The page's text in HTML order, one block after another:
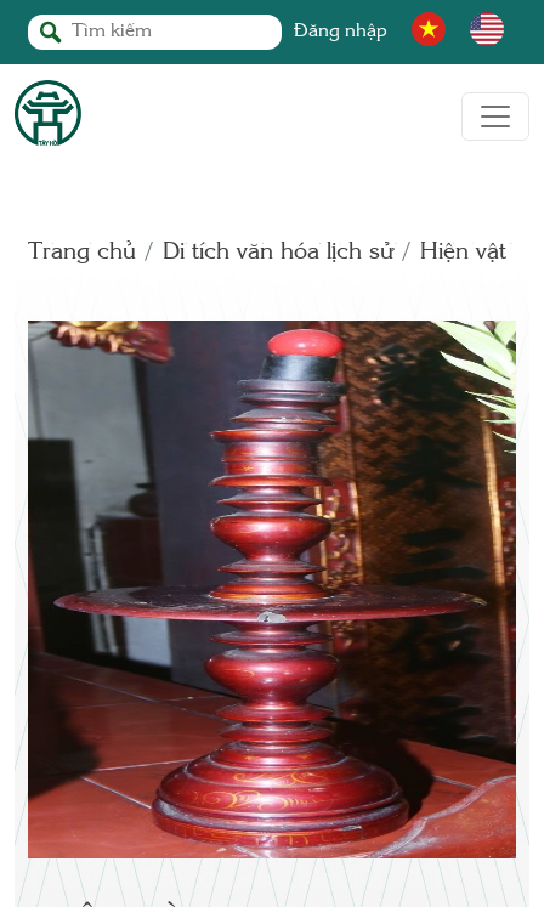
Đăng nhập
Trang chủ Di tích văn hóa lịch sử Hiện vật